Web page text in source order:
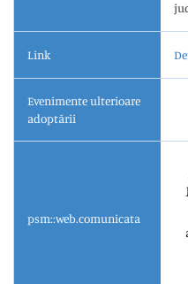
Link
Evenimente ulterioare
adoptării
psm::web.comunicata